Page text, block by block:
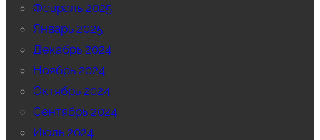
Февраль 2025
Январь 2025
Декабрь 2024
Ноябрь 2024
Октябрь 2024
Сентябрь 2024
Июль 2024